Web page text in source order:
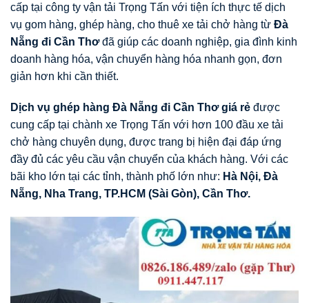
cấp tại công ty vận tải Trọng Tấn với tiện ích thực tế dịch
vụ gom hàng, ghép hàng, cho thuê xe tải chở hàng từ Đà
Nẵng đi Cần Thơđã giúp các doanh nghiệp, gia đình kinh
doanh hàng hóa, vận chuyển hàng hóa nhanh gọn, đơn
giản hơn khi cần thiết.
Dịch vụ ghép hàng Đà Nẵng đi Cần Thơgiá rẻ được
cung cấp tại chành xe Trọng Tấn với hơn 100 đầu xe tải
chở hàng chuyên dụng, được trang bị hiện đại đáp ứng
đầy đủ các yêu cầu vận chuyển của khách hàng. Với các
bãi kho lớn tại các tỉnh, thành phố lớn như: Hà Nội, Đà
Nẵng, Nha Trang, TP.HCM (Sài Gòn), Cần Thơ.